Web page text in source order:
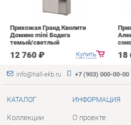
Коллекции
Вешалки
Комоды
Тумбы
О проекте
Контакты
Доставка и Оплата
Гарантия